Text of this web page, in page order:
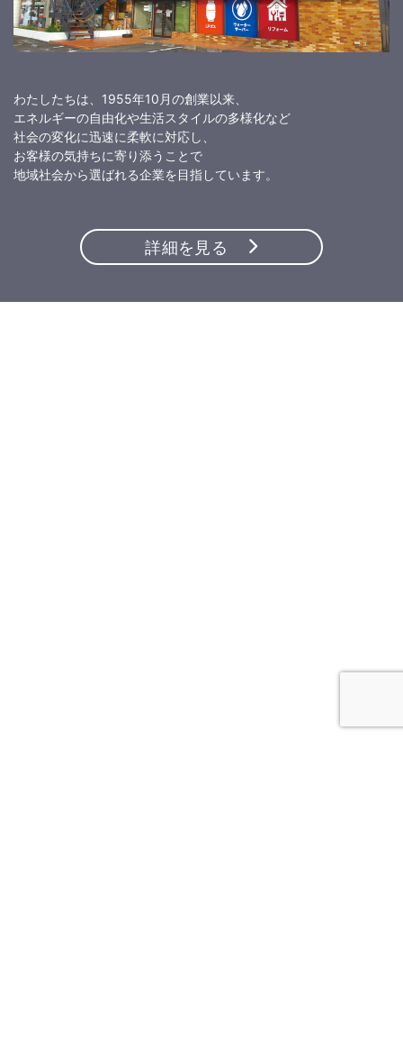
わたしたちは、1955年10月の創業以来、
エネルギーの自由化や生活スタイルの多様化など
社会の変化に迅速に柔軟に対応し、
お客様の気持ちに寄り添うことで
地域社会から選ばれる企業を目指しています。
詳細を見る